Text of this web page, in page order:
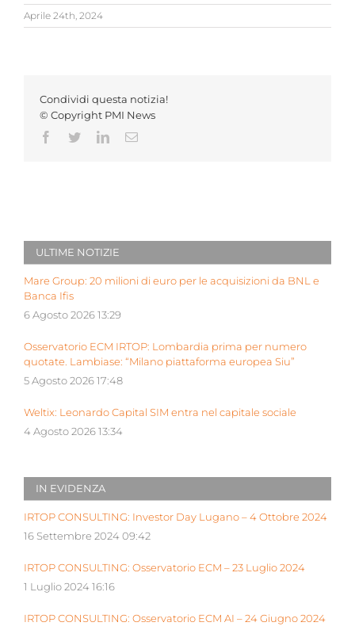
Aprile 24th, 2024
Condividi questa notizia!
© Copyright PMI News
Facebook
TwitterLinkedInEmail
ULTIME NOTIZIE
Mare Group: 20 milioni di euro per le acquisizioni da BNL e
Banca Ifis
6 Agosto 2026 13:29
Osservatorio ECM IRTOP: Lombardia prima per numero
quotate. Lambiase: “Milano piattaforma europea Siu”
5 Agosto 2026 17:48
Weltix: Leonardo Capital SIM entra nel capitale sociale
4 Agosto 2026 13:34
IN EVIDENZA
IRTOP CONSULTING: Investor Day Lugano – 4 Ottobre 2024
16 Settembre 2024 09:42
IRTOP CONSULTING: Osservatorio ECM – 23 Luglio 2024
1 Luglio 2024 16:16
IRTOP CONSULTING: Osservatorio ECM AI – 24 Giugno 2024